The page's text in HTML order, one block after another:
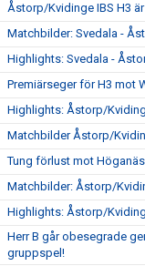
Åstorp/Kvidinge IBS H3
Matchbilder: Svedala -
Highlights: Svedala -
Premiärseger för H3 mot
Highlights: Åstorp/
Matchbilder Åstorp/
Tung förlust mot Höganäs
Matchbilder: Åstorp/
Highlights: Åstorp/
Herr B går obesegrade
gruppspel!